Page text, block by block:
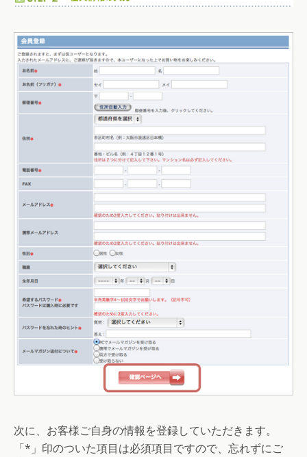
次に、お客様ご自身の情報を登録していただきます。
「*」印のついた項目は必須項目ですので、忘れずにご